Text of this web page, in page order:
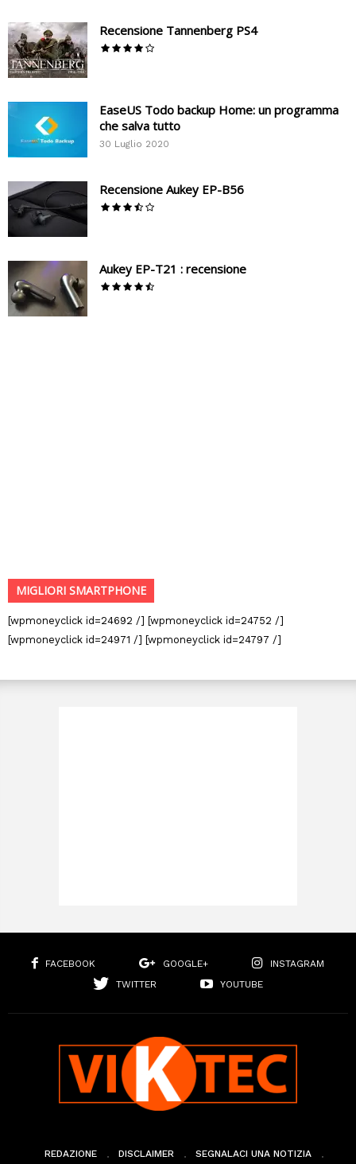
Recensione Tannenberg PS4
EaseUS Todo backup Home: un programma
che salva tutto
30 Luglio 2020
Recensione Aukey EP-B56
Aukey EP-T21 : recensione
MIGLIORI SMARTPHONE
[wpmoneyclick id=24692 /] [wpmoneyclick id=24752 /]
[wpmoneyclick id=24971 /] [wpmoneyclick id=24797 /]
FACEBOOK GOOGLE+
INSTAGRAM
TWITTER
YOUTUBE
REDAZIONE DISCLAIMER SEGNALACI UNA NOTIZIA